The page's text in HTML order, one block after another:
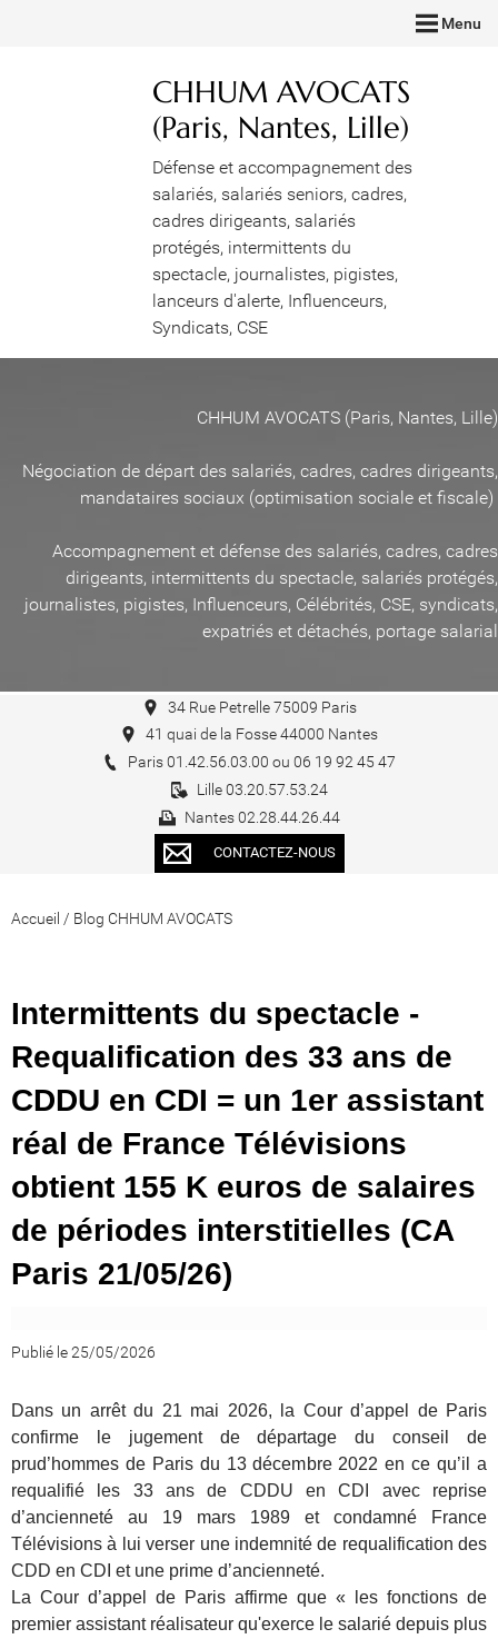
Menu
CHHUM AVOCATS
(Paris, Nantes, Lille)
Défense et accompagnement des
salariés, salariés seniors, cadres,
cadres dirigeants, salariés
protégés, intermittents du
spectacle, journalistes, pigistes,
lanceurs d'alerte, Influenceurs,
Syndicats, CSE
CHHUM AVOCATS (Paris, Nantes, Lille)
Négociation de départ des salariés, cadres, cadres dirigeants,
mandataires sociaux (optimisation sociale et fiscale)
Accompagnement et défense des salariés, cadres, cadres
dirigeants, intermittents du spectacle, salariés protégés,
journalistes, pigistes, Influenceurs, Célébrités, CSE, syndicats,
expatriés et détachés, portage salarial
34 Rue Petrelle 75009 Paris
41 quai de la Fosse 44000 Nantes
Paris 01.42.56.03.00 ou 06 19 92 45 47
Lille 03.20.57.53.24
Nantes 02.28.44.26.44
CONTACTEZ-NOUS
Accueil / Blog CHHUM AVOCATS
Intermittents du spectacle -
Requalification des 33 ans de
CDDU en CDI = un 1er assistant
réal de France Télévisions
obtient 155 K euros de salaires
de périodes interstitielles (CA
Paris 21/05/26)
Publié le 25/05/2026
Dans un arrêt du 21 mai 2026, la Cour d’appel de Paris
confirme le jugement de départage du conseil de
prud’hommes de Paris du 13 décembre 2022 en ce qu’il a
requalifié les 33 ans de CDDU en CDI avec reprise
d’ancienneté au 19 mars 1989 et condamné France
Télévisions à lui verser une indemnité de requalification des
CDD en CDI et une prime d’ancienneté.
La Cour d’appel de Paris affirme que « les fonctions de
premier assistant réalisateur qu'exerce le salarié depuis plus